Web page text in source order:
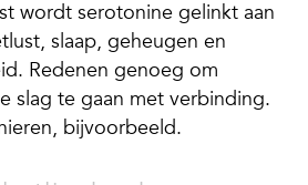
wordt serotonine gelinkt aan
slaap, geheugen en
Redenen genoeg om
slag te gaan met verbinding.
bijvoorbeeld.